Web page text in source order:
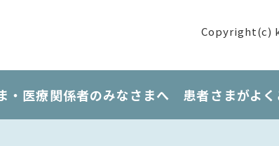
Copyright(c)
・医療関係者のみなさまへ 患者さまがよ